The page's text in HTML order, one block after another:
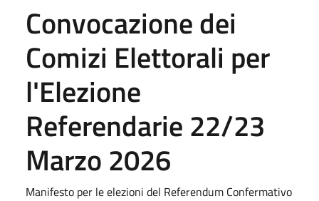
Convocazione dei
Comizi Elettorali per
l'Elezione
Referendarie 22/23
Marzo 2026
Manifesto per le elezioni del Referendum Confermativo